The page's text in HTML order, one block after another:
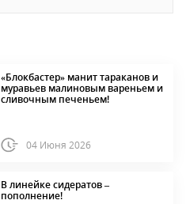
«Блокбастер» манит тараканов и
муравьев малиновым вареньем и
сливочным печеньем!
04 Июня 2026
В линейке сидератов –
пополнение!